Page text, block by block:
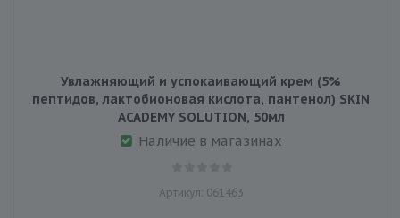
Увлажняющий и успокаивающий крем (5%
пептидов, лактобионовая кислота, пантенол) SKIN
ACADEMY SOLUTION, 50мл
Наличие в магазинах
Артикул: 061463